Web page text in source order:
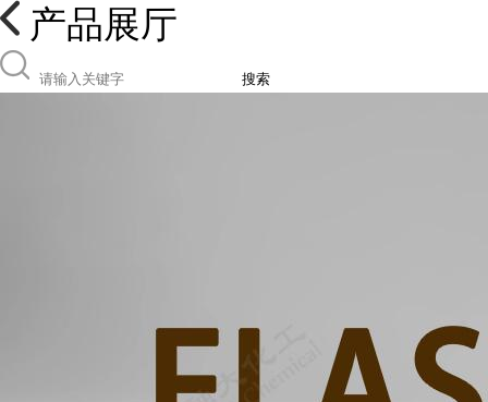
产品展厅
搜索